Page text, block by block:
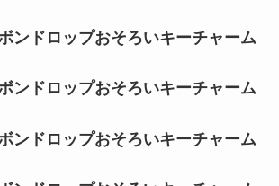
ンドロップおそろいキーチャーム
ンドロップおそろいキーチャーム
ンドロップおそろいキーチャーム